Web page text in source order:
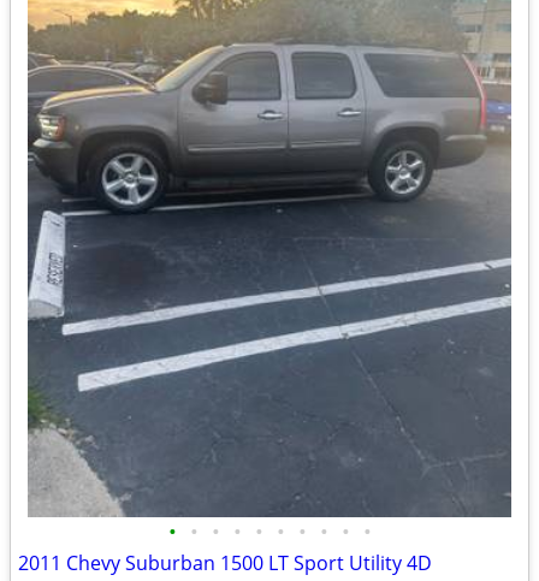
• • • • • • • • • •
2011 Chevy Suburban 1500 LT Sport Utility 4D